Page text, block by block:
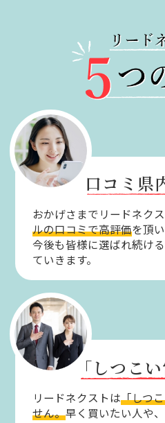
口コミ県
おかげさまでリードネク
ルの口コミで高評価を頂
今後も皆様に選ばれ続け
ていきます。
「しつこ
リードネクストは「しつ
せん。早く買いたい人や